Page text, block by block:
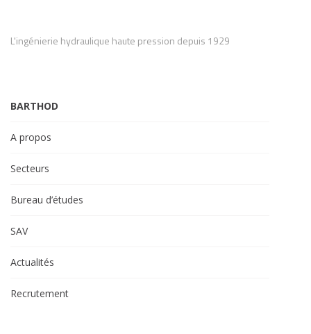
L'ingénierie hydraulique haute pression depuis 1929
BARTHOD
A propos
Secteurs
Bureau d’études
SAV
Actualités
Recrutement